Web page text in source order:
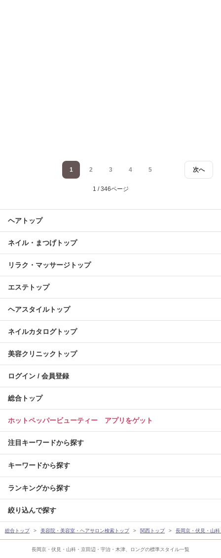
長岡京・伏見・山科・京田辺・宇治・木津、ロングの標準スタイル一覧
次へ
1 2 3 4 5
1 / 346ページ
ヘアトップ
ネイル・まつげトップ
リラク・マッサージトップ
エステトップ
ヘアスタイルトップ
ネイルカタログトップ
美容クリニックトップ
ログイン / 会員登録
総合トップ
ホットペッパービューティー アプリをゲット
注目キーワードから探す
キーワードから探す
ランキングから探す
絞り込んで探す
総合トップ 美容院・美容室・ヘアサロン検索トップ 関西トップ 長岡京・伏見・山